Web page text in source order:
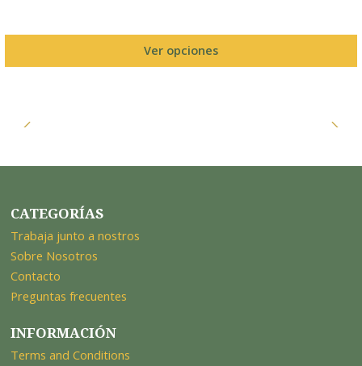
Ver opciones
CATEGORÍAS
Trabaja junto a nostros
Sobre Nosotros
Contacto
Preguntas frecuentes
INFORMACIÓN
Terms and Conditions